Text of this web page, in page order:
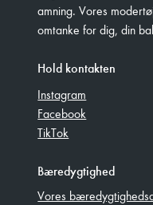
amning. Vores
omtanke for dig, din
Hold kontakten
Instagram
Facebook
TikTok
Bæredygtighed
Vores